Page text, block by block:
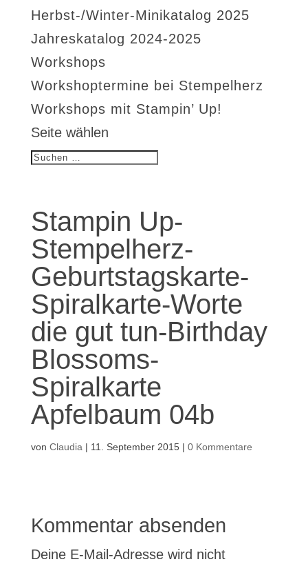
Herbst-/Winter-Minikatalog 2025
Jahreskatalog 2024-2025
Workshops
Workshoptermine bei Stempelherz
Workshops mit Stampin’ Up!
Seite wählen
Stampin Up-
Stempelherz-
Geburtstagskarte-
Spiralkarte-Worte
die gut tun-Birthday
Blossoms-
Spiralkarte
Apfelbaum 04b
von Claudia | 11. September 2015| 0 Kommentare
Kommentar absenden
Deine E-Mail-Adresse wird nicht